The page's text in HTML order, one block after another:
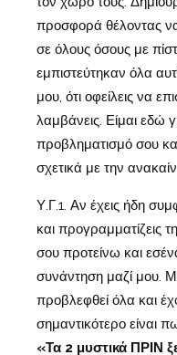
προσφορά θέλοντας
σε όλους όσους με
εμπιστεύτηκαν όλα
μου, ότι οφείλεις να
λαμβάνεις. Είμαι εδώ
προβληματισμό σου
σχετικά με την
Υ.Γ.1. Αν έχεις ήδη
και προγραμματίζεις
σου προτείνω και
συνάντηση μαζί μου.
προβλεφθεί όλα και
σημαντικότερο είναι
«Τα 2 μυστικά ΠΡΙΝ